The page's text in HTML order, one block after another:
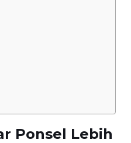
Ponsel Lebih